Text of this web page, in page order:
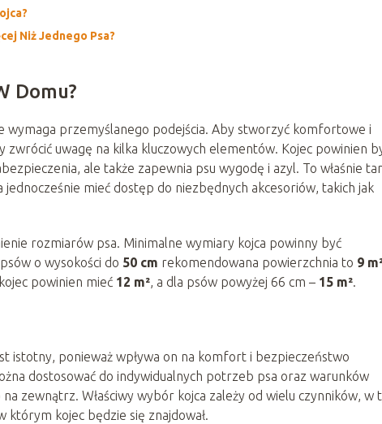
Niż Jednego Psa?
Domu?
wymaga przemyślanego podejścia. Aby stworzyć komfortowe i
zwrócić uwagę na kilka kluczowych elementów. Kojec powinien
ale także zapewnia psu wygodę i azyl. To właśnie
jednocześnie mieć dostęp do niezbędnych akcesoriów, takich jak
rozmiarów psa. Minimalne wymiary kojca powinny być
o wysokości do 50 cm rekomendowana powierzchnia to 9
powinien mieć 12 m², a dla psów powyżej 66 cm – 15 m².
istotny, ponieważ wpływa on na komfort i bezpieczeństwo
dostosować do indywidualnych potrzeb psa oraz warunków
zewnątrz. Właściwy wybór kojca zależy od wielu czynników, w
którym kojec będzie się znajdował.